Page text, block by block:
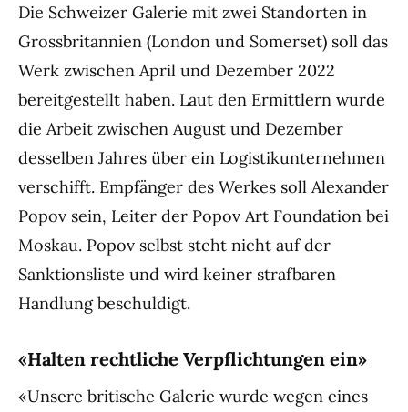
Die Schweizer Galerie mit zwei Standorten in
Grossbritannien (London und Somerset) soll das
Werk zwischen April und Dezember 2022
bereitgestellt haben. Laut den Ermittlern wurde
die Arbeit zwischen August und Dezember
desselben Jahres über ein Logistikunternehmen
verschifft. Empfänger des Werkes soll Alexander
Popov sein, Leiter der Popov Art Foundation bei
Moskau. Popov selbst steht nicht auf der
Sanktionsliste und wird keiner strafbaren
Handlung beschuldigt.
«Halten rechtliche Verpflichtungen ein»
«Unsere britische Galerie wurde wegen eines